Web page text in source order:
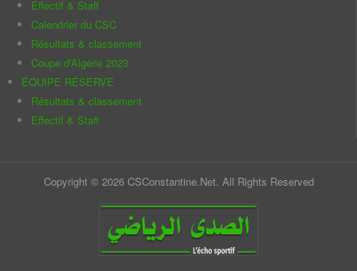
Effectif & Staff
Calendrier du CSC
Résultats & classement
Coupe d'Algérie 2023
ÉQUIPE RÉSERVE
Résultats & classement
Effectif & Staff
Copyright © 2026 CSConstantine.Net. All Rights Reserved